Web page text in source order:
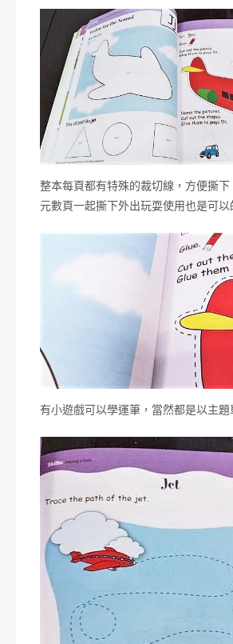
整本每頁都有特殊的裁切線，方便撕下
元數頁一起撕下外出玩耍使用也是可以
有小遊戲可以學運筆，當然都是以主題